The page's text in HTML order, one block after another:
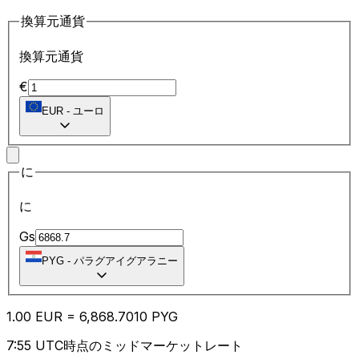
換算元通貨
換算元通貨
€
EUR - ユーロ
に
に
Gs
PYG - パラグアイグアラニー
1.00 EUR = 6,868.7010 PYG
7:55 UTC時点のミッドマーケットレート